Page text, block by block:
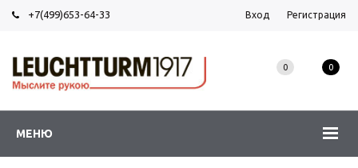
+7(499)653-64-33 Вход Регистрация
МЕНЮ
0 0